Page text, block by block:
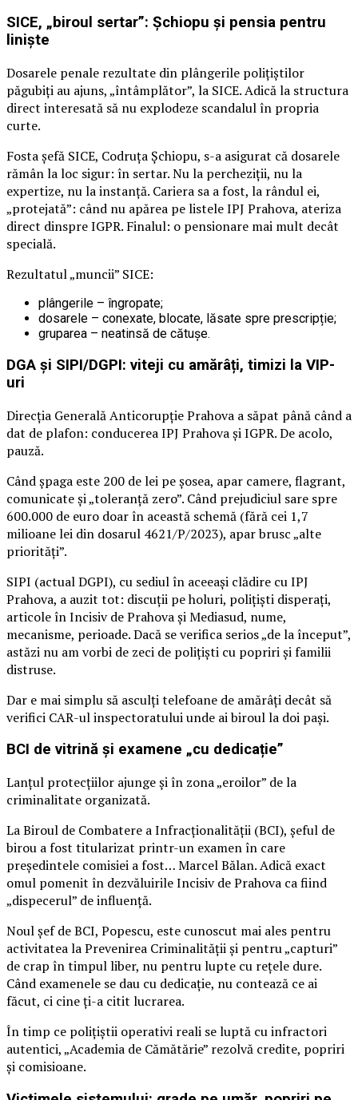
SICE, „biroul sertar”: Șchiopu și pensia pentru
liniște
Dosarele penale rezultate din plângerile polițiștilor
păgubiți au ajuns, „întâmplător”, la SICE. Adică la structura
direct interesată să nu explodeze scandalul în propria
curte.
Fosta șefă SICE, Codruța Șchiopu, s-a asigurat că dosarele
rămân la loc sigur: în sertar. Nu la percheziții, nu la
expertize, nu la instanță. Cariera sa a fost, la rândul ei,
„protejată”: când nu apărea pe listele IPJ Prahova, ateriza
direct dinspre IGPR. Finalul: o pensionare mai mult decât
specială.
Rezultatul „muncii” SICE:
plângerile – îngropate;
dosarele – conexate, blocate, lăsate spre prescripție;
gruparea – neatinsă de cătușe.
DGA și SIPI/DGPI: viteji cu amărâți, timizi la VIP-
uri
Direcția Generală Anticorupție Prahova a săpat până când a
dat de plafon: conducerea IPJ Prahova și IGPR. De acolo,
pauză.
Când șpaga este 200 de lei pe șosea, apar camere, flagrant,
comunicate și „toleranță zero”. Când prejudiciul sare spre
600.000 de euro doar în această schemă (fără cei 1,7
milioane lei din dosarul 4621/P/2023), apar brusc „alte
priorități”.
SIPI (actual DGPI), cu sediul în aceeași clădire cu IPJ
Prahova, a auzit tot: discuții pe holuri, polițiști disperați,
articole în Incisiv de Prahova și Mediasud, nume,
mecanisme, perioade. Dacă se verifica serios „de la început”,
astăzi nu am vorbi de zeci de polițiști cu popriri și familii
distruse.
Dar e mai simplu să asculți telefoane de amărâți decât să
verifici CAR-ul inspectoratului unde ai biroul la doi pași.
BCI de vitrină și examene „cu dedicație”
Lanțul protecțiilor ajunge și în zona „eroilor” de la
criminalitate organizată.
La Biroul de Combatere a Infracționalității (BCI), șeful de
birou a fost titularizat printr-un examen în care
președintele comisiei a fost… Marcel Bălan. Adică exact
omul pomenit în dezvăluirile Incisiv de Prahova ca fiind
„dispecerul” de influență.
Noul șef de BCI, Popescu, este cunoscut mai ales pentru
activitatea la Prevenirea Criminalității și pentru „capturi”
de crap în timpul liber, nu pentru lupte cu rețele dure.
Când examenele se dau cu dedicație, nu contează ce ai
făcut, ci cine ți-a citit lucrarea.
În timp ce polițiștii operativi reali se luptă cu infractori
autentici, „Academia de Cămătărie” rezolvă credite, popriri
și comisioane.